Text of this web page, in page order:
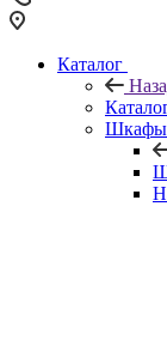
Каталог
Шкафы